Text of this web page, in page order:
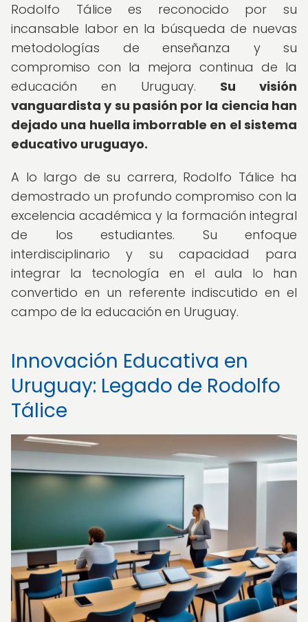
Rodolfo Tálice es reconocido por su
incansable labor en la búsqueda de nuevas
metodologías de enseñanza y su
compromiso con la mejora continua de la
educación en Uruguay. Su visión
vanguardista y su pasión por la ciencia han
dejado una huella imborrable en el sistema
educativo uruguayo.
A lo largo de su carrera, Rodolfo Tálice ha
demostrado un profundo compromiso con la
excelencia académica y la formación integral
de los estudiantes. Su enfoque
interdisciplinario y su capacidad para
integrar la tecnología en el aula lo han
convertido en un referente indiscutido en el
campo de la educación en Uruguay.
Innovación Educativa en
Uruguay: Legado de Rodolfo
Tálice